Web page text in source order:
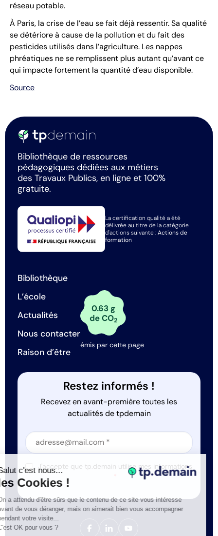
réseau potable.
À Paris, la crise de l’eau se fait déjà ressentir. Sa qualité
se détériore à cause de la pollution et du fait des
pesticides utilisés dans l’agriculture. Les nappes
phréatiques ne se remplissent plus autant qu’avant ce
qui impacte fortement la quantité d’eau disponible.
Source
Bibliothèque de ressources
pédagogiques dédiées aux métiers
des Travaux Publics, en ligne et 100%
gratuite.
La certification qualité a été
délivrée au titre de la catégorie
d'actions suivante :Actions de
formation
Bibliothèque
L’école
Actualités
Nous contacter
Raison d’être
0.63 g
de CO2
émis par cette page
Restez informés !
Recevez en avant-première toutes les
actualités de tpdemain
Section
Section
J'accepte que tp.demain utilise mes informations
Salut c'est nous...
les Cookies !
On a attendu d'être sûrs que le contenu de ce site vous intéresse
avant de vous déranger, mais on aimerait bien vous accompagner
pendant votre visite...
C'est OK pour vous ?